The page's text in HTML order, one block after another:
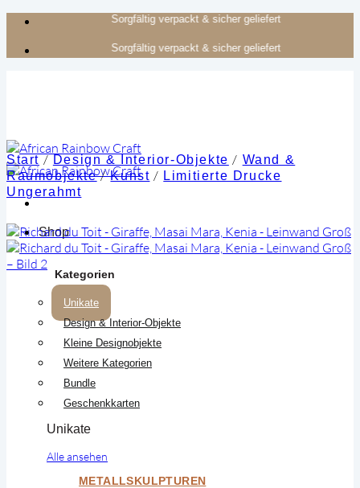
Zum
springen
Authentisches Kunsthandwerk aus Afrika
Authentisches Kunsthandwerk aus Afrika
Shop
Kategorien
Unikate
Design & Interior-Objekte
Kleine Designobjekte
Weitere Kategorien
Bundle
Geschenkkarten
Unikate
Alle ansehen
METALLSKULPTUREN
Start / Design & Interior-Objekte / Wand &
Raumobjekte / Kunst / Limitierte Drucke
Ungerahmt